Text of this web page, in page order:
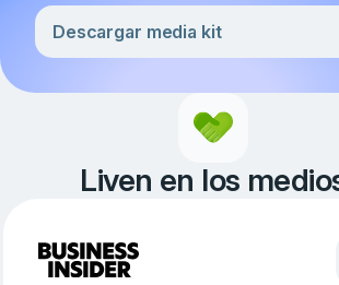
Descargar media kit
Liven en los